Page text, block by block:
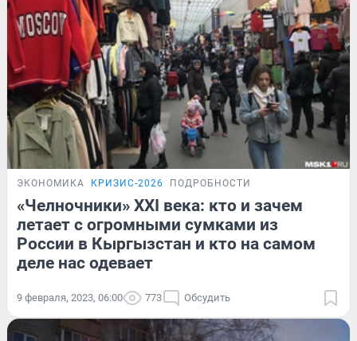
ЭКОНОМИКА КРИЗИС-2026 ПОДРОБНОСТИ
«Челночники» XXI века: кто и зачем
летает с огромными сумками из
России в Кыргызстан и кто на самом
деле нас одевает
9 февраля, 2023, 06:00 773 Обсудить